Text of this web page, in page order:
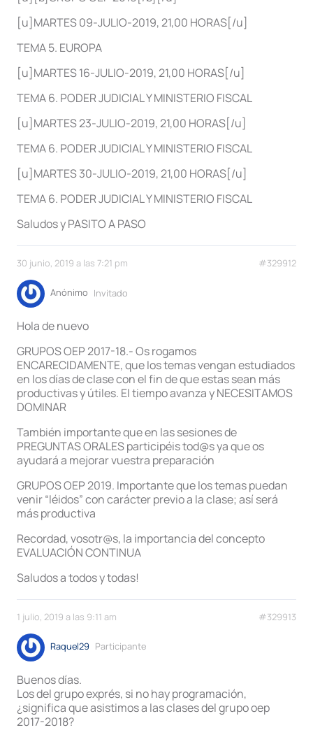
[u]MARTES 09-JULIO-2019, 21,00 HORAS[/u]
TEMA 5. EUROPA
[u]MARTES 16-JULIO-2019, 21,00 HORAS[/u]
TEMA 6. PODER JUDICIAL Y MINISTERIO FISCAL
[u]MARTES 23-JULIO-2019, 21,00 HORAS[/u]
TEMA 6. PODER JUDICIAL Y MINISTERIO FISCAL
[u]MARTES 30-JULIO-2019, 21,00 HORAS[/u]
TEMA 6. PODER JUDICIAL Y MINISTERIO FISCAL
Saludos y PASITO A PASO
30 junio, 2019 a las 7:21 pm #329912
Anónimo Invitado
Hola de nuevo
GRUPOS OEP 2017-18.- Os rogamos
ENCARECIDAMENTE, que los temas vengan estudiados
en los días de clase con el fin de que estas sean más
productivas y útiles. El tiempo avanza y NECESITAMOS
DOMINAR
También importante que en las sesiones de
PREGUNTAS ORALES participéis tod@s ya que os
ayudará a mejorar vuestra preparación
GRUPOS OEP 2019. Importante que los temas puedan
venir “léidos” con carácter previo a la clase; así será
más productiva
Recordad, vosotr@s, la importancia del concepto
EVALUACIÓN CONTINUA
Saludos a todos y todas!
1 julio, 2019 a las 9:11 am #329913
Raquel29 Participante
Buenos días.
Los del grupo exprés, si no hay programación,
¿significa que asistimos a las clases del grupo oep
2017-2018?